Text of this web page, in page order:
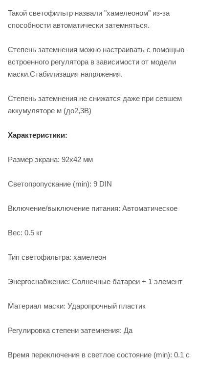
Такой светофильтр назвали "хамелеоном" из-за
способности автоматически затемняться.
Степень затемнения можно настраивать с помощью
встроенного регулятора в зависимости от модели
маски.Стабилизация напряжения.
Степень затемнения не снижатся даже при севшем
аккумуляторе м (до2,3В)
Характеристики:
Размер экрана: 92x42 мм
Светопропускание (min): 9 DIN
Включение/выключение питания: Автоматическое
Вес: 0.5 кг
Тип светофильтра: хамелеон
Энергоснабжение: Солнечные батареи + 1 элемент
Материал маски: Ударопрочный пластик
Регулировка степени затемнения: Да
Время переключения в светлое состояние (min): 0.1 с